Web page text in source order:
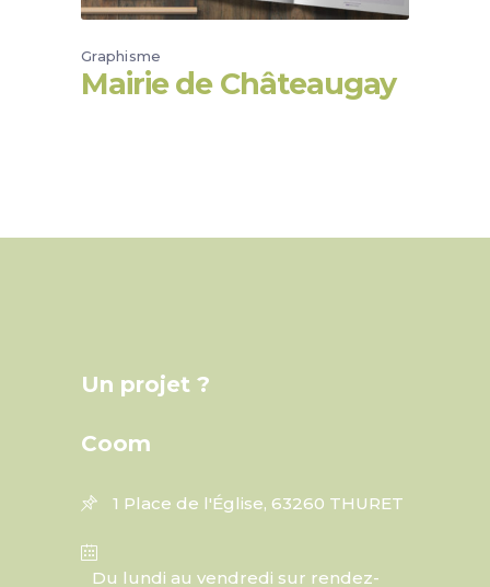
Graphisme
Mairie de Châteaugay
Un projet ?
Coom
1 Place de l'Église, 63260 THURET
Du lundi au vendredi sur rendez-